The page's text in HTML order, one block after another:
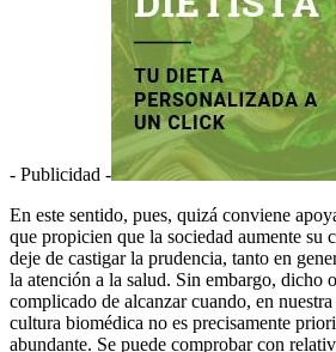
- Publicidad -
En este sentido, pues, quizá conviene
que propicien que la sociedad aumente su
deje de castigar la prudencia, tanto en
la atención a la salud. Sin embargo, dicho
complicado de alcanzar cuando, en
cultura biomédica no es precisamente
abundante. Se puede comprobar con